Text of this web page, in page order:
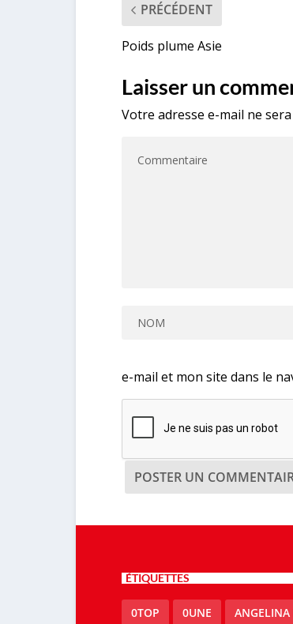
PRÉCÉDENT
Poids plume Asie
Laisser un
Votre adresse e-mail ne
e-mail et mon site dans le
ÉTIQUETTES
0TOP 0UNE